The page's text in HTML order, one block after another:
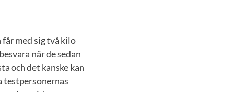
med sig två kilo
när de sedan
och det kanske kan
testpersonernas